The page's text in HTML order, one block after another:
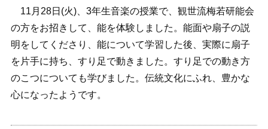
11月28日(火)、3年生音楽の授業で、観世流梅若研能会
の方をお招きして、能を体験しました。能面や扇子の説
明をしてくださり、能について学習した後、実際に扇子
を片手に持ち、すり足で動きました。すり足での動き方
のこつについても学びました。伝統文化にふれ、豊かな
心になったようです。